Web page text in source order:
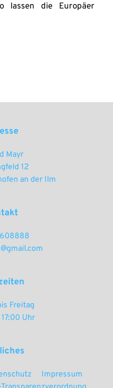
lassen die Europäer
Mayr
12
an der Ilm
Freitag
Uhr
Impressum